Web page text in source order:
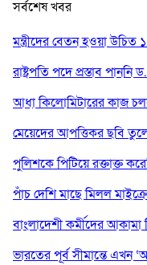
সর্বশেষ খবর
মন্ত্রীদের বেতন হওয়া
রাষ্ট্রপতি পদে প্রস্তাব
আধা কিলোমিটারের কাজ
মেয়েদের আপত্তিকর ছবি তুলে
পুলিশকে পিটিয়ে রক্তাক্ত
পাঁচ দেশি মাছে মিলল
বাংলাদেশী কর্মীদের
ভারতের পূর্ব সীমান্তে এখন